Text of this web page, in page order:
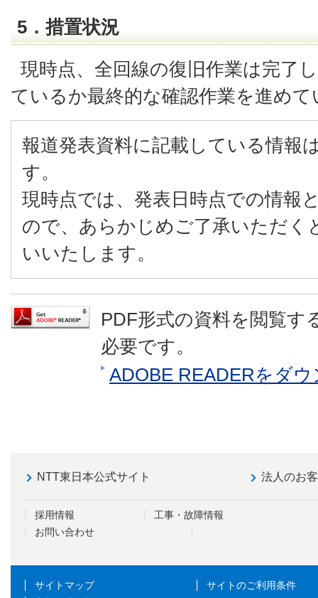
5．措置状況
現時点、全回線の復旧作業は完了
ているか最終的な確認作業を進め
報道発表資料に記載している情報
す。
現時点では、発表日時点での情報
ので、あらかじめご了承いただく
いいたします。
PDF形式の資料を閲覧す
必要です。
ADOBE READERをダ
NTT東日本公式サイト 法人のお
採用情報
工事・故障情報
お問い合わせ
サイトマップ
サイトのご利用条件